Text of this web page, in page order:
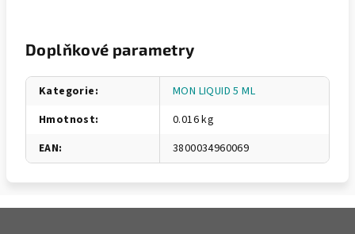
Doplňkové parametry
Kategorie:
MON LIQUID 5 ML
Hmotnost:
0.016 kg
EAN: 3800034960069